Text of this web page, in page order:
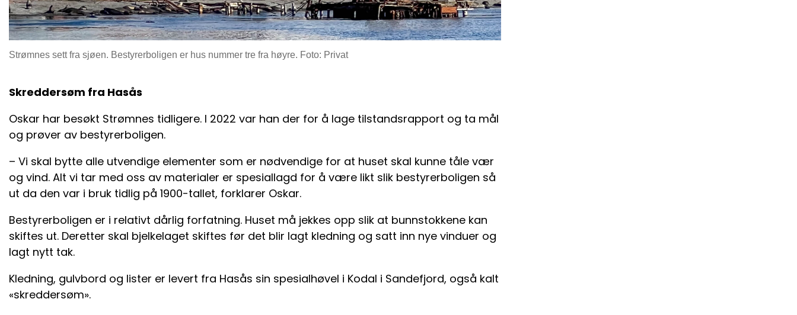
Strømnes sett fra sjøen. Bestyrerboligen er hus nummer tre fra høyre. Foto: Privat
Skreddersøm fra Hasås
Oskar har besøkt Strømnes tidligere. I 2022 var han der for å lage tilstandsrapport og ta mål
og prøver av bestyrerboligen.
– Vi skal bytte alle utvendige elementer som er nødvendige for at huset skal kunne tåle vær
og vind. Alt vi tar med oss av materialer er spesiallagd for å være likt slik bestyrerboligen så
ut da den var i bruk tidlig på 1900-tallet, forklarer Oskar.
Bestyrerboligen er i relativt dårlig forfatning. Huset må jekkes opp slik at bunnstokkene kan
skiftes ut. Deretter skal bjelkelaget skiftes før det blir lagt kledning og satt inn nye vinduer og
lagt nytt tak.
Kledning, gulvbord og lister er levert fra Hasås sin spesialhøvel i Kodal i Sandefjord, også kalt
«skreddersøm».